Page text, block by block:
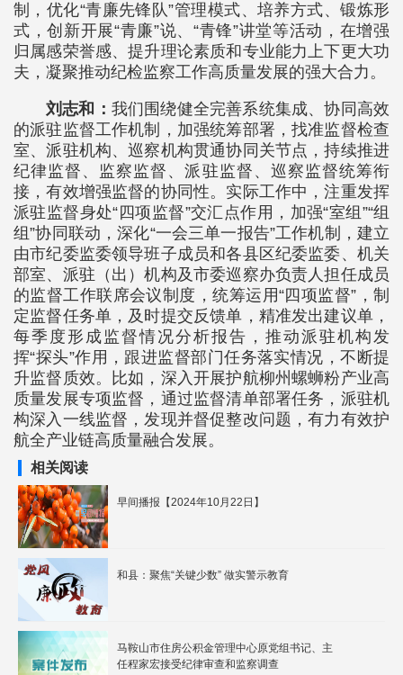
制，优化“青廉先锋队”管理模式、培养方式、锻炼形
式，创新开展“青廉”说、“青锋”讲堂等活动，在增强
归属感荣誉感、提升理论素质和专业能力上下更大功
夫，凝聚推动纪检监察工作高质量发展的强大合力。
刘志和： 我们围绕健全完善系统集成、协同高效
的派驻监督工作机制，加强统筹部署，找准监督检查
室、派驻机构、巡察机构贯通协同关节点，持续推进
纪律监督、监察监督、派驻监督、巡察监督统筹衔
接，有效增强监督的协同性。实际工作中，注重发挥
派驻监督身处“四项监督”交汇点作用，加强“室组”“组
组”协同联动，深化“一会三单一报告”工作机制，建立
由市纪委监委领导班子成员和各县区纪委监委、机关
部室、派驻（出）机构及市委巡察办负责人担任成员
的监督工作联席会议制度，统筹运用“四项监督”，制
定监督任务单，及时提交反馈单，精准发出建议单，
每季度形成监督情况分析报告，推动派驻机构发
挥“探头”作用，跟进监督部门任务落实情况，不断提
升监督质效。比如，深入开展护航柳州螺蛳粉产业高
质量发展专项监督，通过监督清单部署任务，派驻机
构深入一线监督，发现并督促整改问题，有力有效护
航全产业链高质量融合发展。
相关阅读
早间播报【2024年10月22日】
和县：聚焦“关键少数” 做实警示教育
马鞍山市住房公积金管理中心原党组书记、主
任程家宏接受纪律审查和监察调查